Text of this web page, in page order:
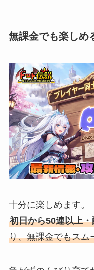
無課金でも楽しめ
十分に楽しめます。
初日から50連以上
り、無課金でもスム